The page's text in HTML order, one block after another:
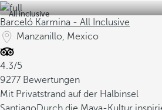
All inclusive
Barceló Karmina - All Inclusive
Manzanillo, Mexico
4.3/5
9277 Bewertungen
Mit Privatstrand auf der Halbinsel